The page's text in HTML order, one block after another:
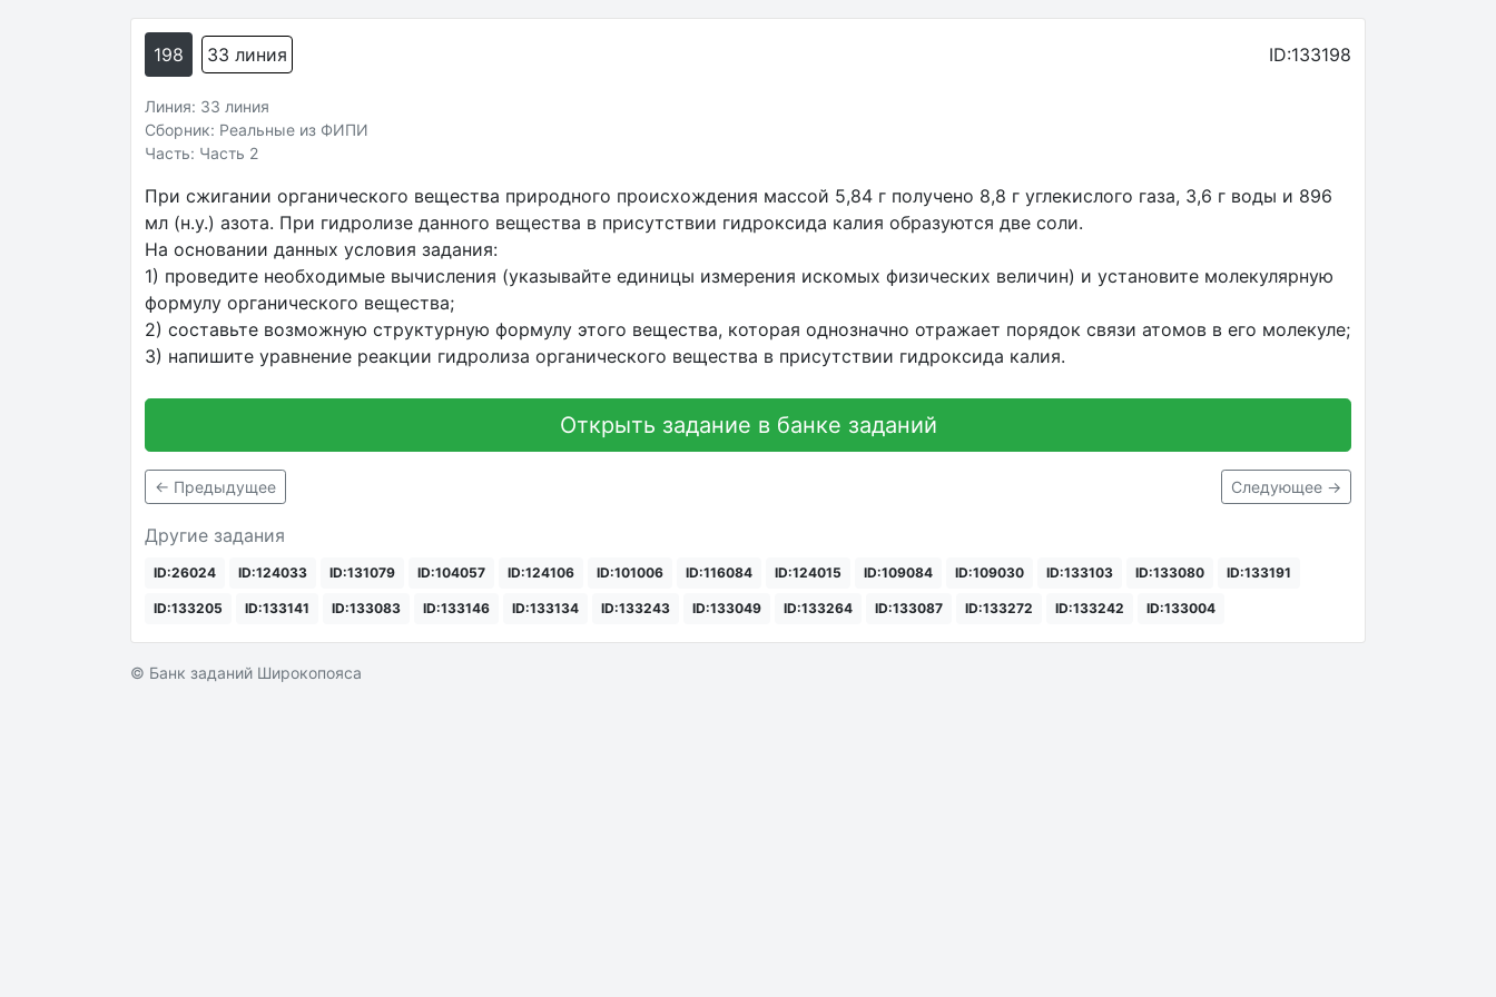
198 33 линия ID:133198
Линия: 33 линия
Сборник: Реальные из ФИПИ
Часть: Часть 2
При сжигании органического вещества природного происхождения массой 5,84 г получено 8,8 г углекислого газа, 3,6 г воды и 896
мл (н.у.) азота. При гидролизе данного вещества в присутствии гидроксида калия образуются две соли.
На основании данных условия задания:
1) проведите необходимые вычисления (указывайте единицы измерения искомых физических величин) и установите молекулярную
формулу органического вещества;
2) составьте возможную структурную формулу этого вещества, которая однозначно отражает порядок связи атомов в его молекуле;
3) напишите уравнение реакции гидролиза органического вещества в присутствии гидроксида калия.
Открыть задание в банке заданий
← Предыдущее Следующее →
Другие задания
ID:26024 ID:124033 ID:131079 ID:104057 ID:124106 ID:101006 ID:116084 ID:124015 ID:109084 ID:109030 ID:133103 ID:133080 ID:133191
ID:133205 ID:133141 ID:133083 ID:133146 ID:133134 ID:133243 ID:133049 ID:133264 ID:133087 ID:133272 ID:133242 ID:133004
© Банк заданий Широкопояса